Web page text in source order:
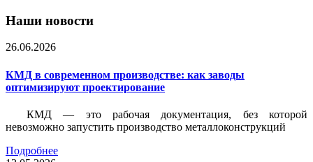
Наши новости
26.06.2026
КМД в современном производстве: как заводы
оптимизируют проектирование
КМД — это рабочая документация, без которой
невозможно запустить производство металлоконструкций
Подробнее